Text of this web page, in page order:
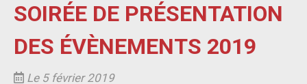
SOIRÉE DE PRÉSENTATION
DES ÉVÈNEMENTS 2019
Le 5 février 2019